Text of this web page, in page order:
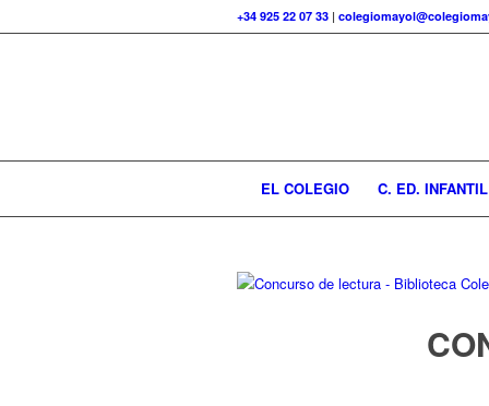
+34 925 22 07 33 |
EL COLEGIO C. ED. INFANTIL